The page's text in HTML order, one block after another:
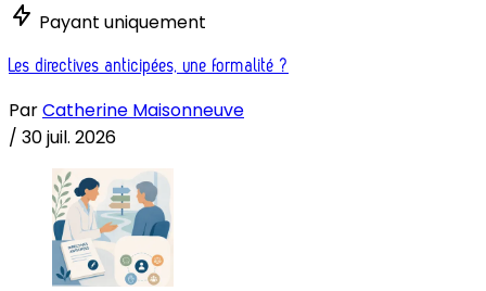
Payant uniquement
Les directives anticipées, une formalité ?
ParCatherine Maisonneuve
/ 30 juil. 2026